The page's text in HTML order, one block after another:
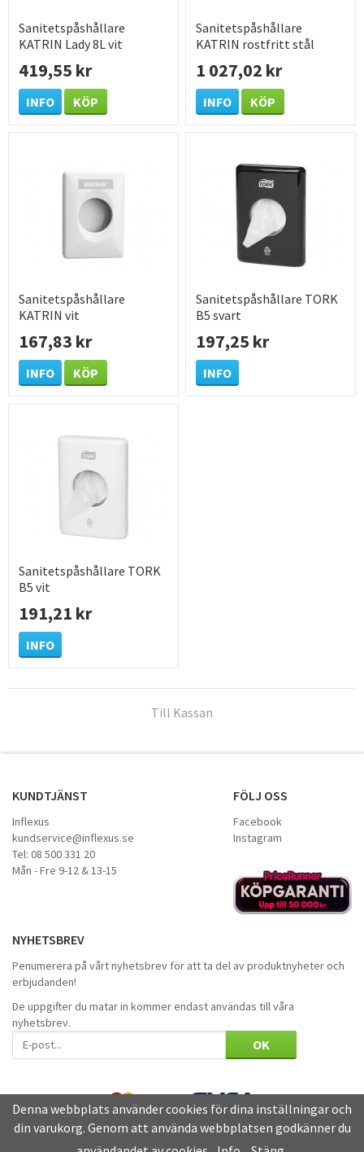
Sanitetspåshållare
KATRIN Lady 8L vit
419,55 kr
INFO KÖP
Sanitetspåshållare
KATRIN rostfritt stål
1 027,02 kr
INFO KÖP
Sanitetspåshållare
KATRIN vit
167,83 kr
INFO KÖP
Sanitetspåshållare TORK
B5 svart
197,25 kr
INFO
Sanitetspåshållare TORK
B5 vit
191,21 kr
INFO
Till Kassan
KUNDTJÄNST
Inflexus
kundservice@inflexus.se
Tel: 08 500 331 20
Mån - Fre 9-12 & 13-15
FÖLJ OSS
Facebook
Instagram
NYHETSBREV
Penumerera på vårt nyhetsbrev för att ta del av produktnyheter och
erbjudanden!
De uppgifter du matar in kommer endast användas till våra
nyhetsbrev.
OK
Denna webbplats använder cookies för dina inställningar och
din varukorg. Genom att använda webbplatsen godkänner du